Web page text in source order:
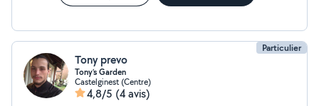
Particulier
Tony prevo
Tony’s Garden
Castelginest (Centre)
4,8/5 (4 avis)